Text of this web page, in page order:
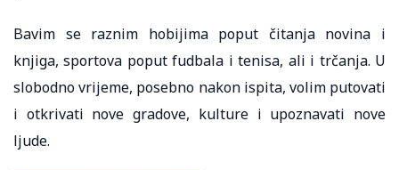
Bavim se raznim hobijima poput čitanja novina i
knjiga, sportova poput fudbala i tenisa, ali i trčanja. U
slobodno vrijeme, posebno nakon ispita, volim putovati
i otkrivati ​​nove gradove, kulture i upoznavati nove
ljude.